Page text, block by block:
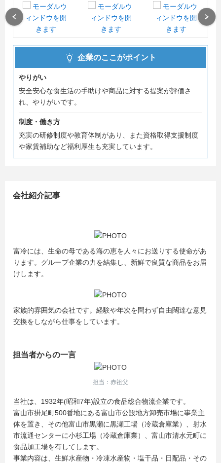
2026/7/17(金) 14:00～15:15
2026/7/23(木) 14:00～15:15
ーーーーーーーーーーーーーーーーーーーーーーーーーー
※接続用のURLは、お申し込み後別途ご案内します。
初任給が一万円以上あがりました。興味のある方はご確認
ください。
企業のここがポイント
やりがい
安全安心な食生活の手助けや商品に対する提案が評価さ
れ、やりがいです。
制度・働き方
充実の研修制度や教育体制があり、また資格取得支援制度
や家賃補助など福利厚生も充実しています。
会社紹介記事
富冷には、生命の母である海の恵を人々にお送りする使命があ
ります。グループ企業の力を結集し、新鮮で良質な商品をお届
けします。
家族的雰囲気の会社です。経験や年次を問わず自由闊達な意見
交換をしながら仕事をしています。
担当者からの一言
担当：赤祖父
当社は、1932年(昭和7年)設立の食品総合物流企業です。
富山市掛尾町500番地にある富山市公設地方卸売市場に事業主
体を置き、その他富山市黒瀬に黒瀬工場（冷蔵倉庫業）、射水
市流通センターに小杉工場（冷蔵倉庫業）、富山市清水元町に
食品加工場を有してします。
事業内容は、生鮮水産物・冷凍水産物・塩干品・日配品・その